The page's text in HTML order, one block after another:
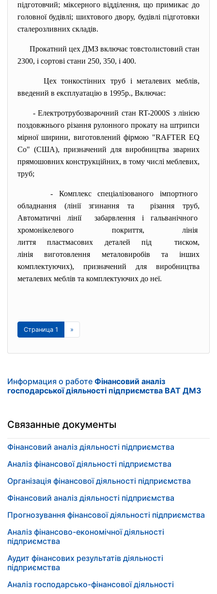
підготовчий; міксерного відділення, що примикає до
головної будівлі; шихтового двору, будівлі підготовки
сталерозливних складів.
Прокатний цех ДМЗ включає товстолистовий стан
2300, і сортові стани 250, 350, і 400.
Цех тонкостінних труб і металевих меблів,
введений в експлуатацію в 1995р., Включає:
- Електротрубозварочний стан RT-2000S з лінією
поздовжнього різання рулонного прокату на штрипси
мірної ширини, виготовлений фірмою "RAFTER EQ
Co" (США), призначений для виробництва зварних
прямошовних конструкційних, в тому числі меблевих,
труб;
- Комплекс спеціалізованого імпортного
обладнання (лінії згинання та різання труб,
Автоматичні лінії забарвлення і гальванічного
хромонікелевого покриття, лінія
лиття пластмасових деталейпід тиском,
лінія виготовлення металовиробів та інших
комплектуючих), призначений для виробництва
металевих меблів та комплектуючих до неї.
Страница 1 »
Информация о работе Фінансовий аналіз
господарської діяльності підприємства ВАТ ДМЗ
Связанные документы
Фінансовий аналіз діяльності підприємства
Аналіз фінансової діяльності підприємства
Організація фінансової діяльності підприємства
Фінансовий аналіз діяльності підприємства
Прогнозування фінансової діяльності підприємства
Аналіз фінансово-економічної діяльності
підприємства
Аудит фінансових результатів діяльності
підприємства
Аналіз господарсько-фінансової діяльності